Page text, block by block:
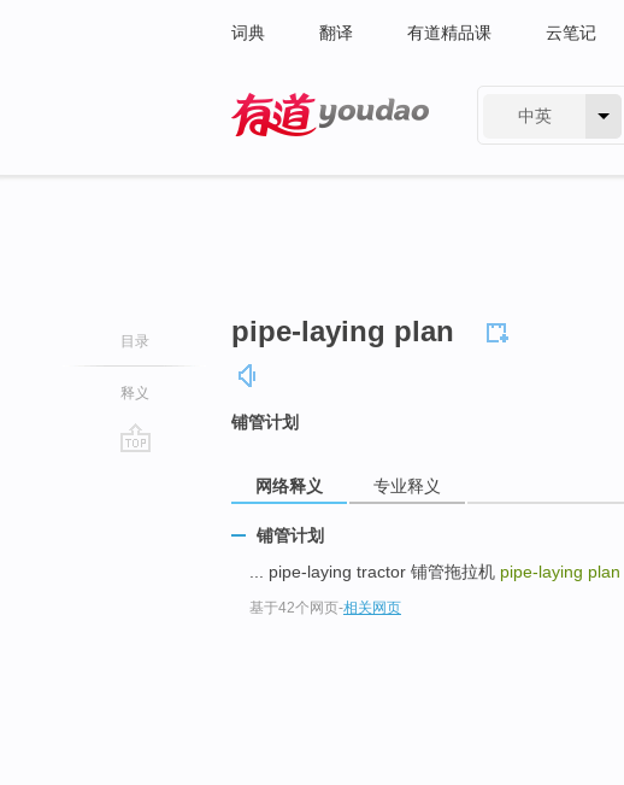
词典 翻译 有道精品课 云笔记
中英
目录
释义
pipe-laying plan
铺管计划
网络释义 专业释义
铺管计划
... pipe-laying tractor 铺管拖拉机 pipe-laying plan
基于42个网页-相关网页